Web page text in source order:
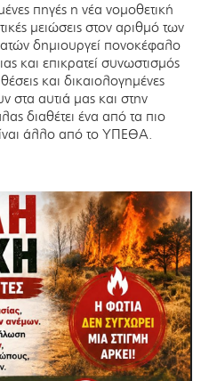
πηγές η νέα νομοθετική
μειώσεις στον αριθμό των
δημιουργεί πονοκέφαλο
και επικρατεί συνωστισμός
και δικαιολογημένες
στα αυτιά μας και στην
διαθέτει ένα από τα πιο
άλλο από το ΥΠΕΘΑ.